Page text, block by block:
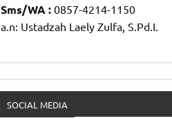
Sms/WA : 0857-4214-1150
a.n: Ustadzah Laely Zulfa, S.Pd.I.
SOCIAL MEDIA